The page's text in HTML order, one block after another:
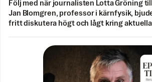
Följ med när journalisten Lotta Gröning
Jan Blomgren, professor i kärnfysik,
fritt diskutera högt och lågt kring